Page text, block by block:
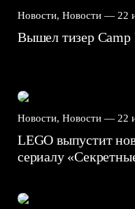
Новости, Новости — 22
Вышел тизер Camp
Новости, Новости — 22
LEGO выпустит
сериалу